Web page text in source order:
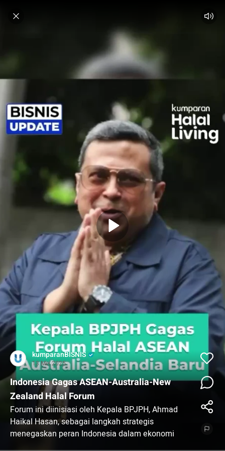
kumparanBISNIS
13 Mei 2025
Indonesia Gagas ASEAN-Australia-New
Zealand Halal Forum
Forum ini diinisiasi oleh Kepala BPJPH, Ahmad
Haikal Hasan, sebagai langkah strategis
menegaskan peran Indonesia dalam ekonomi